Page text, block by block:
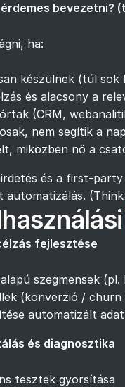
bevezetni?
ha:
készülnek (túl
és alacsony a
(CRM,
nem segítik a
miközben nő a
és a first-
automatizálás. (
fejlesztése
szegmensek (pl.
(konverzió / churn
automatizált
és diagnosztika
tesztek gyorsítása